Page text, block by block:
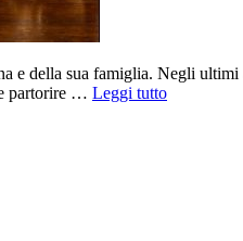
della sua famiglia. Negli
partorire … Leggi tutto